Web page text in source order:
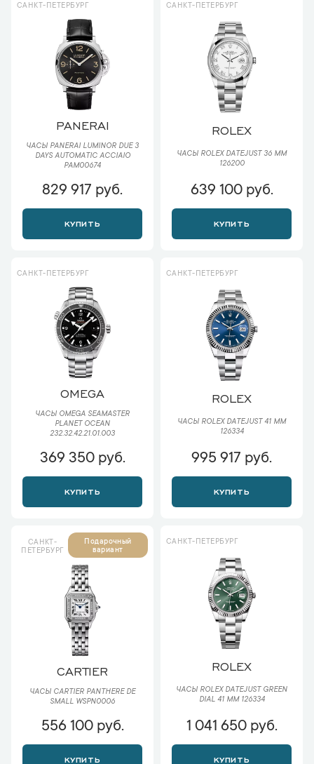
САНКТ-ПЕТЕРБУРГ
PANERAI
ЧАСЫ PANERAI LUMINOR DUE 3
DAYS AUTOMATIC ACCIAIO
PAM00674
829 917 руб.
КУПИТЬ
САНКТ-ПЕТЕРБУРГ
ROLEX
ЧАСЫ ROLEX DATEJUST 36 ММ
126200
639 100 руб.
КУПИТЬ
САНКТ-ПЕТЕРБУРГ
OMEGA
ЧАСЫ OMEGA SEAMASTER
PLANET OCEAN
232.32.42.21.01.003
369 350 руб.
КУПИТЬ
САНКТ-ПЕТЕРБУРГ
ROLEX
ЧАСЫ ROLEX DATEJUST 41 ММ
126334
995 917 руб.
КУПИТЬ
САНКТ-
ПЕТЕРБУРГ
Подарочный
вариант
CARTIER
ЧАСЫ CARTIER PANTHERE DE
SMALL WSPN0006
556 100 руб.
КУПИТЬ
САНКТ-ПЕТЕРБУРГ
ROLEX
ЧАСЫ ROLEX DATEJUST GREEN
DIAL 41 ММ 126334
1 041 650 руб.
КУПИТЬ